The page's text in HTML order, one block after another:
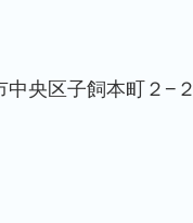
中央区子飼本町２−２